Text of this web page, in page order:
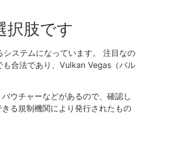
択肢です
ステムになっています。 注目なの
合法であり、Vulkan Vegas（バル
ウチャーなどがあるので、確認し
る規制機関により発行されたもの